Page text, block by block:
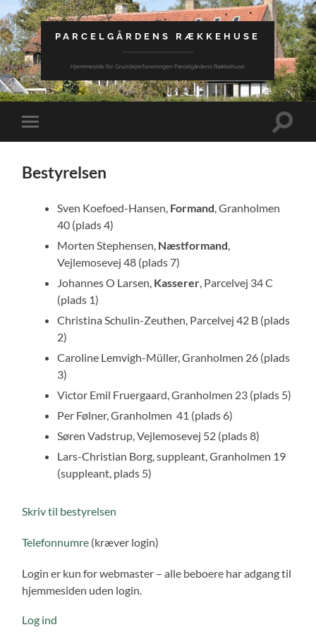
PARCELGÅRDENS RÆKKEHUSE
Hjemmeside for Grundejerforeningen Parcelgårdens Rækkehuse
Toggle
mobile
Toggle
Bestyrelsen
Sven Koefoed-Hansen,​ Formand, Granholmen
40 (plads 4)
Morten Stephensen, Næstformand,
Vejlemosevej 48 (plads 7)
Johannes O Larsen, Kasserer, Parcelvej 34 C
(plads 1)
Christina Schulin-Zeuthen, Parcelvej 42 B (plads
2)
Caroline Lemvigh-Müller, Granholmen 26 (plads
3)
Victor Emil Fruergaard, Granholmen 23 (plads 5)
Per Følner, Granholmen 41 (plads 6)
Søren Vadstrup, Vejlemosevej 52 (plads 8)
​Lars-Christian Borg, suppleant, Granholmen 19
(suppleant, plads 5)
Skriv til bestyrelsen
Telefonnumre (kræver login)
Login er kun for webmaster – alle beboere har adgang til
hjemmesiden uden login.
Log ind